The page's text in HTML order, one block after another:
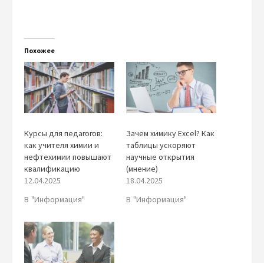
Похожее
Курсы для педагогов:
как учителя химии и
нефтехимии повышают
квалификацию
12.04.2025
В "Информация"
Зачем химику Excel? Как
таблицы ускоряют
научные открытия
(мнение)
18.04.2025
В "Информация"